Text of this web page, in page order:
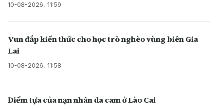
10-08-2026, 11:59
Vun đắp kiến thức cho học trò nghèo vùng biên Gia
Lai
10-08-2026, 11:58
Điểm tựa của nạn nhân da cam ở Lào Cai